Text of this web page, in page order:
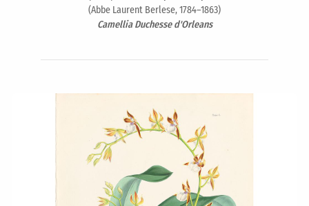
(Abbe Laurent Berlese, 1784–1863)
Camellia Duchesse d'Orleans